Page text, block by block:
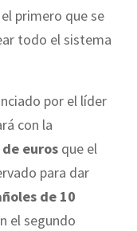
primero que se
todo el sistema
por el líder
con la
euros que el
para dar
de 10
el segundo